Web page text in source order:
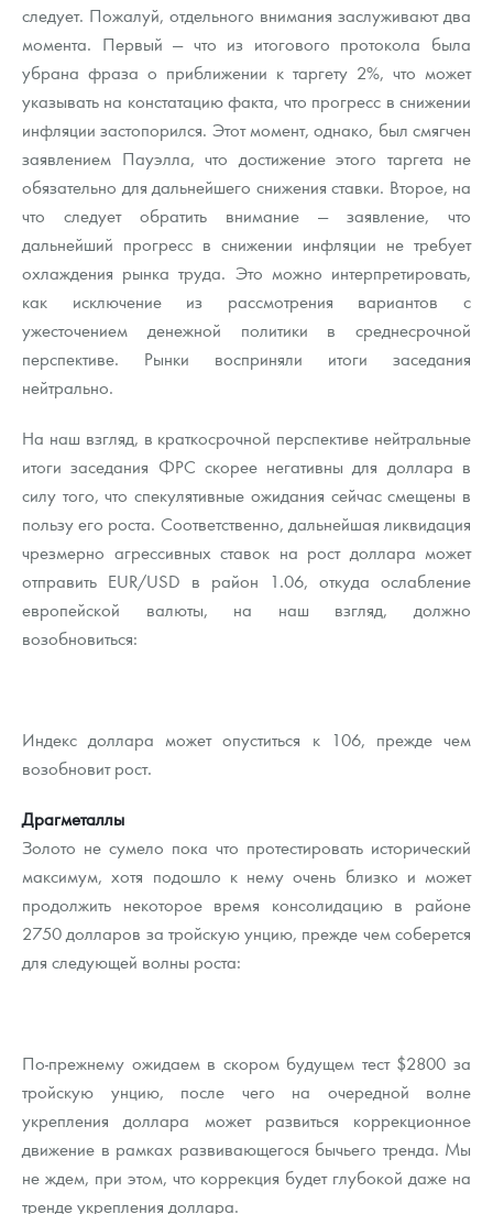
следует. Пожалуй, отдельного внимания заслуживают два
момента. Первый — что из итогового протокола была
убрана фраза о приближении к таргету 2%, что может
указывать на констатацию факта, что прогресс в снижении
инфляции застопорился. Этот момент, однако, был смягчен
заявлением Пауэлла, что достижение этого таргета не
обязательно для дальнейшего снижения ставки. Второе, на
что следует обратить внимание — заявление, что
дальнейший прогресс в снижении инфляции не требует
охлаждения рынка труда. Это можно интерпретировать,
как исключение из рассмотрения вариантов с
ужесточением денежной политики в среднесрочной
перспективе. Рынки восприняли итоги заседания
нейтрально.
На наш взгляд, в краткосрочной перспективе нейтральные
итоги заседания ФРС скорее негативны для доллара в
силу того, что спекулятивные ожидания сейчас смещены в
пользу его роста. Соответственно, дальнейшая ликвидация
чрезмерно агрессивных ставок на рост доллара может
отправить EUR/USD в район 1.06, откуда ослабление
европейской валюты, на наш взгляд, должно
возобновиться:
Индекс доллара может опуститься к 106, прежде чем
возобновит рост.
Драгметаллы
Золото не сумело пока что протестировать исторический
максимум, хотя подошло к нему очень близко и может
продолжить некоторое время консолидацию в районе
2750 долларов за тройскую унцию, прежде чем соберется
для следующей волны роста:
По-прежнему ожидаем в скором будущем тест $2800 за
тройскую унцию, после чего на очередной волне
укрепления доллара может развиться коррекционное
движение в рамках развивающегося бычьего тренда. Мы
не ждем, при этом, что коррекция будет глубокой даже на
тренде укрепления доллара.